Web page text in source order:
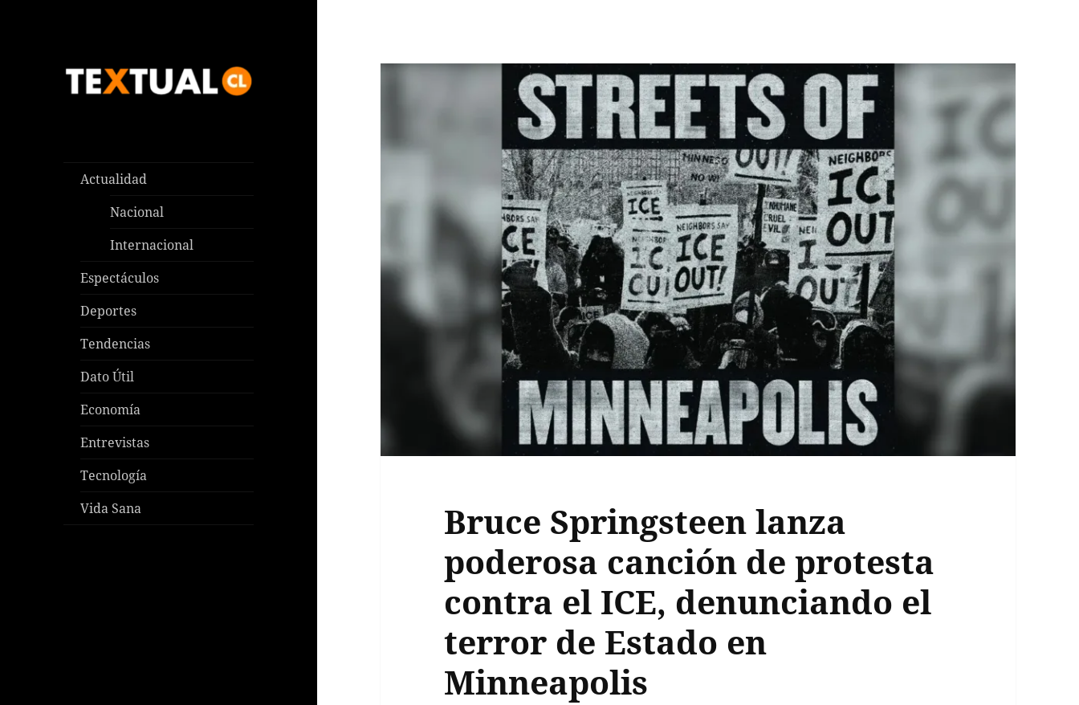
Actualidad
Nacional
Internacional
Espectáculos
Deportes
Tendencias
Dato Útil
Economía
Entrevistas
Tecnología
Vida Sana
Bruce Springsteen lanza
poderosa canción de protesta
contra el ICE, denunciando el
terror de Estado en
Minneapolis